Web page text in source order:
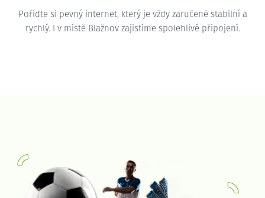
Pořiďte si pevný internet, který je vždy zaručeně stabilní a
rychlý. I v místě Blažnov zajistíme spolehlivé připojení.